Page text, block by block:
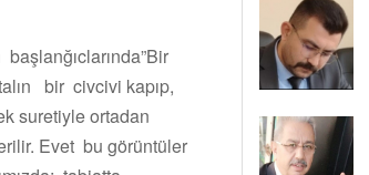
bir civcivi kapıp,
suretiyle ortadan
Evet bu görüntüler